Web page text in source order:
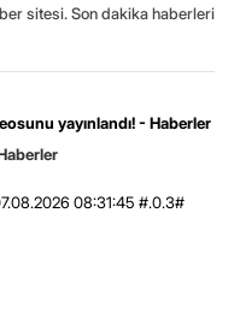
sitesi. Son dakika haberleri
yayınlandı! - Haberler
08:31:45 #.0.3#